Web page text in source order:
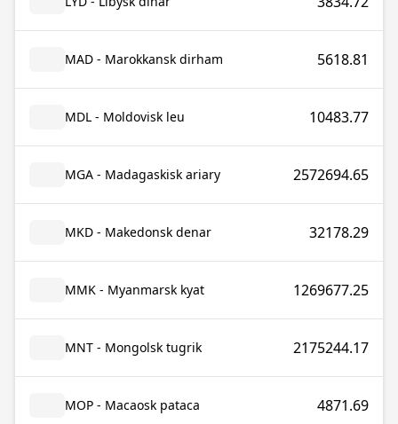
MAD - Marokkansk dirham 5618.81
MDL - Moldovisk leu 10483.77
MGA - Madagaskisk ariary 2572694.65
MKD - Makedonsk denar 32178.29
MMK - Myanmarsk kyat 1269677.25
MNT - Mongolsk tugrik 2175244.17
MOP - Macaosk pataca 4871.69